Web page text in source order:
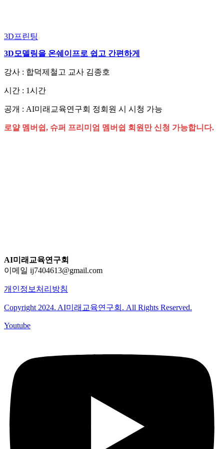
3D프린팅
3D모델링을 온쉐이프로 쉽고 간편하게
강사 : 합덕제철고 교사 김종호
시간 : 1시간
공개 : AI미래교육연구회 정회원 시 시청 가능
로얄 멤버쉽, 슈퍼 프리미엄 멤버쉽 회원만 신청 가능합니다.
AI미래교육연구회
이메일 ij7404613@gmail.com
개인정보처리방침
Copyright 2024. AI미래교육연구회. All Rights Reserved.
Youtube